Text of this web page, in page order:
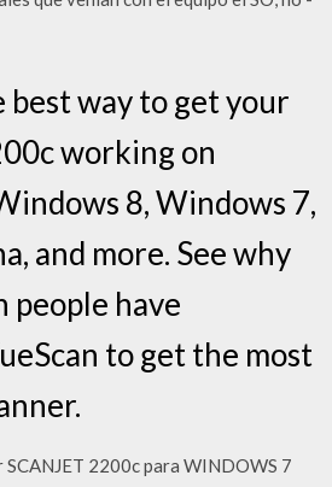
best way to get your
working on
8, Windows 7,
and more. See why
people have
to get the most
2200c para WINDOWS 7